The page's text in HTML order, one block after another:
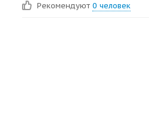
Рекомендуют 0 человек